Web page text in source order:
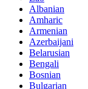
Albanian
Amharic
Armenian
Azerbaijani
Belarusian
Bengali
Bosnian
Bulgarian